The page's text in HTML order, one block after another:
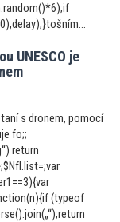
UNESCO je
s dronem, pomocí
fo;;
return
(typeof